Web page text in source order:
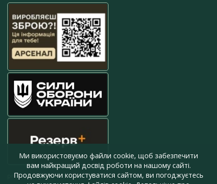
press@armyinform.com.ua
Ми використовуємо файли cookie, щоб забезпечити
вам найкращий досвід роботи на нашому сайті.
Продовжуючи користуватися сайтом, ви погоджуєтесь